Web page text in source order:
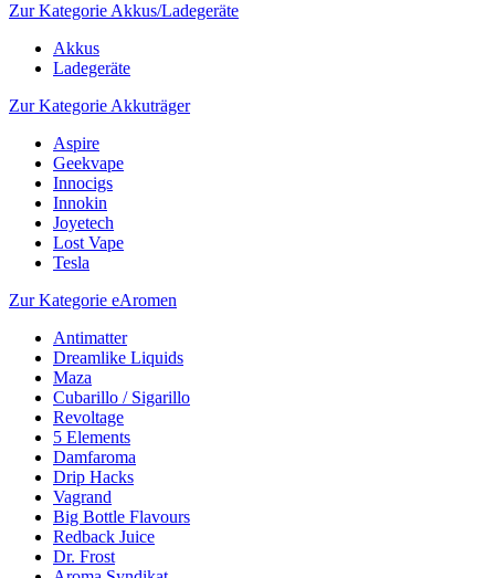
Zur Kategorie Akkus/Ladegeräte
Akkus
Ladegeräte
Zur Kategorie Akkuträger
Aspire
Geekvape
Innocigs
Innokin
Joyetech
Lost Vape
Tesla
Zur Kategorie eAromen
Antimatter
Dreamlike Liquids
Maza
Cubarillo / Sigarillo
Revoltage
5 Elements
Damfaroma
Drip Hacks
Vagrand
Big Bottle Flavours
Redback Juice
Dr. Frost